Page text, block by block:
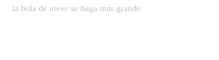
la bola de nieve se haga más grande.